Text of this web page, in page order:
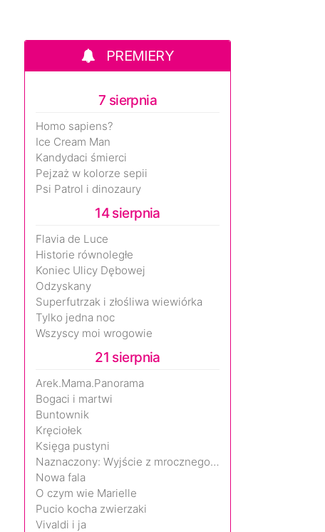
PREMIERY
7 sierpnia
Homo sapiens?
Ice Cream Man
Kandydaci śmierci
Pejzaż w kolorze sepii
Psi Patrol i dinozaury
14 sierpnia
Flavia de Luce
Historie równoległe
Koniec Ulicy Dębowej
Odzyskany
Superfutrzak i złośliwa wiewiórka
Tylko jedna noc
Wszyscy moi wrogowie
21 sierpnia
Arek.Mama.Panorama
Bogaci i martwi
Buntownik
Kręciołek
Księga pustyni
Naznaczony: Wyjście z mrocznego wymiaru
Nowa fala
O czym wie Marielle
Pucio kocha zwierzaki
Vivaldi i ja